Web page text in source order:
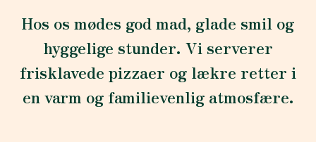
Hos os mødes god mad, glade smil og
hyggelige stunder. Vi serverer
frisklavede pizzaer og lækre retter i
en varm og familievenlig atmosfære.